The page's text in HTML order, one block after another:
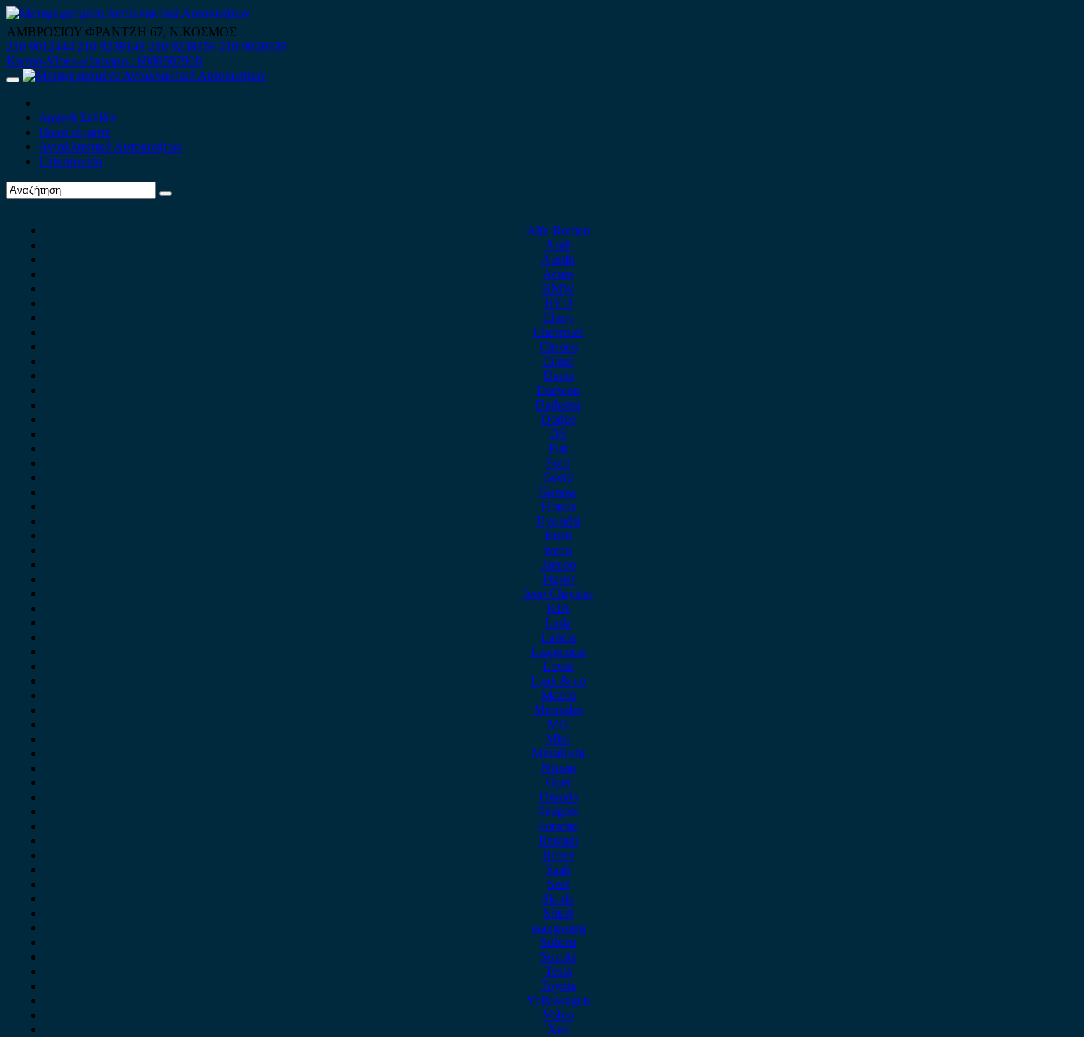
Skip
to
content
ΑΜΒΡΟΣΙΟΥ ΦΡΑΝΤΖΗ 67, Ν.ΚΟΣΜΟΣ
210 9012444 210 9239148 210 9238158 210 9026839
Κινητό-Viber-whatsapp : 6980507900
Primary
Αρχική Σελίδα
Ποιοί είμαστε
Ανταλλακτικά Αυτοκινήτων
Επικοινωνία
Alfa Romeo
Audi
Austin
Acura
BMW
BYD
Chery
Chevrolet
Citroen
Cupra
Dacia
Daewoo
Daihatsu
Dodge
DS
Fiat
Ford
Geely
Gonow
Honda
Hyundai
Isuzu
iveco
Jaecoo
Jaguar
Jeep Chrysler
KIA
Lada
Lancia
Leapmotor
Lexus
Lynk & co
Mazda
Mercedes
MG
Mini
Mitsubishi
Nissan
Opel
Omoda
Peugeot
Porsche
Renault
Rover
Saab
Seat
Skoda
Smart
ssangyong
Subaru
Suzuki
Tesla
Toyota
Volkswagen
Volvo
Xev